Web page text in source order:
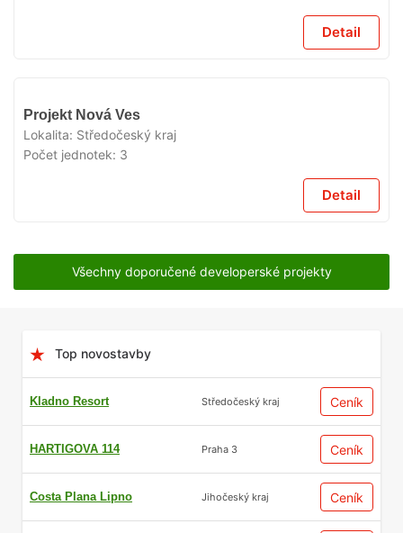
Detail
Projekt Nová Ves
Lokalita: Středočeský kraj
Počet jednotek: 3
Detail
Všechny doporučené developerské projekty
Top novostavby
Kladno Resort Středočeský kraj Ceník
HARTIGOVA 114 Praha 3 Ceník
Costa Plana Lipno Jihočeský kraj Ceník